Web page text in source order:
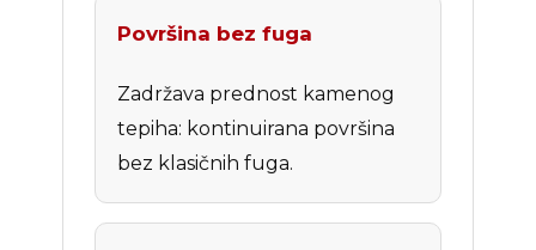
Površina bez fuga
Zadržava prednost kamenog
tepiha: kontinuirana površina
bez klasičnih fuga.